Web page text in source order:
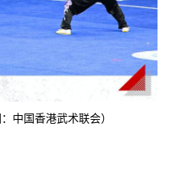
中国香港武术联会）